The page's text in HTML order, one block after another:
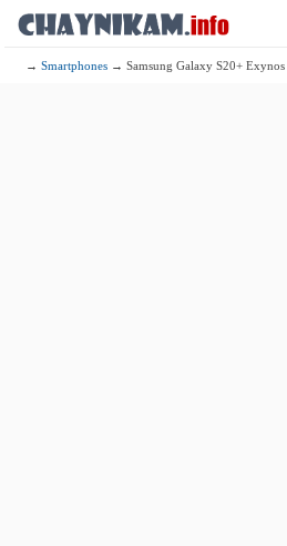
→Smartphones → Samsung Galaxy S20+ Exynos